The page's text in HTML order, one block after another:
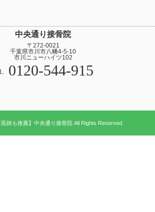
中央通り接骨院
〒272-0021
千葉県市川市八幡4-5-10
市川ニューハイツ102
0120-544-915
師も推薦】中央通り接骨院 All Rights Reserved.